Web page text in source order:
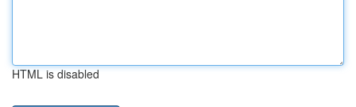
HTML is disabled